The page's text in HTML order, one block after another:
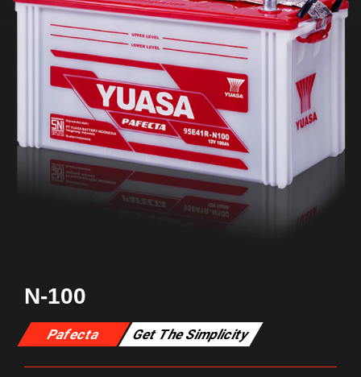
N-100
Pafecta Get The Simplicity